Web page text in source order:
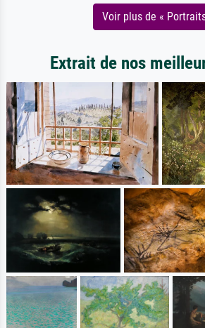
Voir plus de «
Extrait de nos